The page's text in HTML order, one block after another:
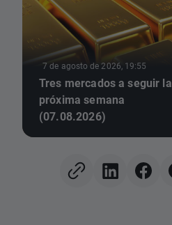
7 de agosto de 2026, 19:55
Tres mercados a seguir la
próxima semana
(07.08.2026)